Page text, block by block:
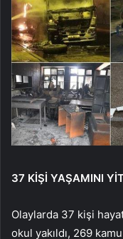
37 KİŞİ YAŞAMINI
Olaylarda 37 kişi
okul yakıldı, 269